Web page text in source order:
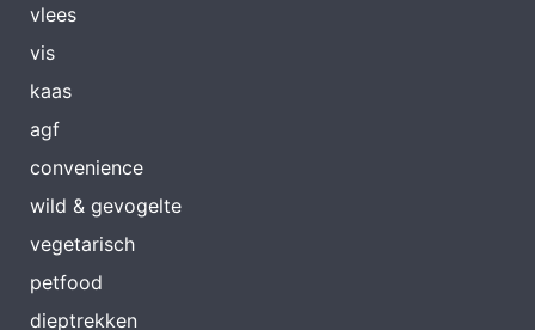
vlees
vis
kaas
agf
convenience
wild & gevogelte
vegetarisch
petfood
dieptrekken